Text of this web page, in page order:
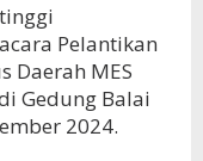
Pelantikan
Daerah MES
Gedung Balai
2024.